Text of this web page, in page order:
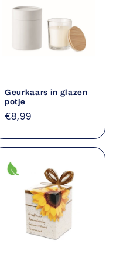
Geurkaars in glazen
potje
Normale
€8,99